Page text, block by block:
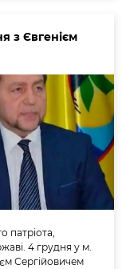
з Євгенієм
патріота,
4 грудня у м.
Сергійовичем